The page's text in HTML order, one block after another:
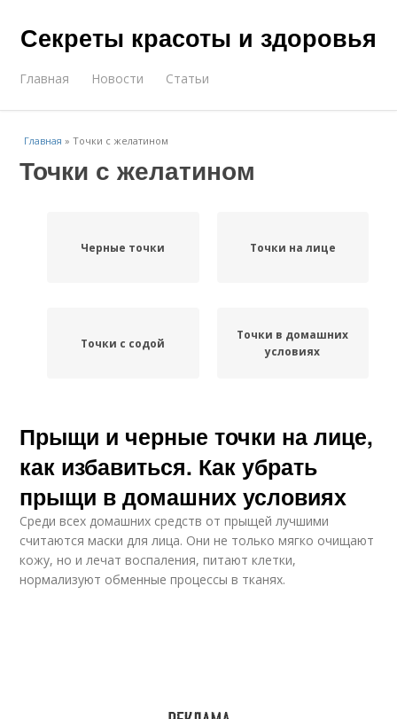
Секреты красоты и здоровья
Главная Новости Статьи
Главная »Точки с желатином
Точки с желатином
Черные точки Точки на лице
Точки с содой
Точки в домашних
условиях
Прыщи и черные точки на лице,
как избавиться. Как убрать
прыщи в домашних условиях
Среди всех домашних средств от прыщей лучшими
считаются маски для лица. Они не только мягко очищают
кожу, но и лечат воспаления, питают клетки,
нормализуют обменные процессы в тканях.